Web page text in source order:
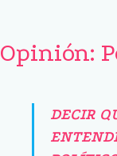
Opinión:
DECIR